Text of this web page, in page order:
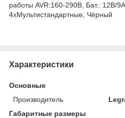
работы AVR:160-290В, Бат.: 12В/
4xМультистандартные, Чёрный
Характеристики
Основные
Производитель
Габаритные размеры